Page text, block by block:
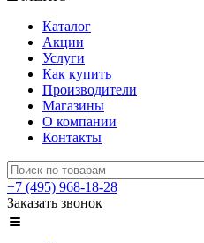
Каталог
Акции
Услуги
Как купить
Производители
Магазины
О компании
Контакты
+7 (495) 968-18-28
Заказать звонок